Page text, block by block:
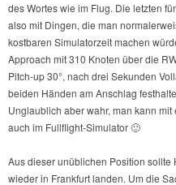
des Wortes wie im Flug. Die letzten
also mit Dingen, die man
kostbaren Simulatorzeit machen
Approach mit 310 Knoten über die
Pitch-up 30°, nach drei Sekunden
beiden Händen am Anschlag
Unglaublich aber wahr, man kann
auch im Fullflight-Simulator 🙂
Aus dieser unüblichen Position
wieder in Frankfurt landen. Um die